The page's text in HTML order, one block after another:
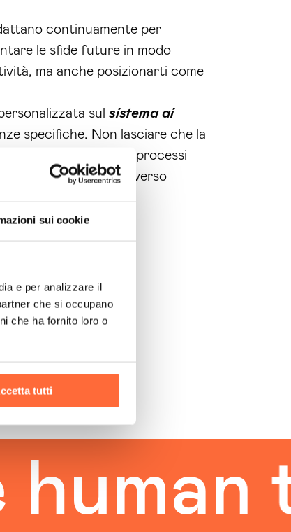
sui cookie
e per analizzare il
che si occupano
che ha fornito loro o
tutti
continuamente per
le sfide future in modo
ma anche posizionarti come
sul sistema ai
specifiche. Non lasciare che la
rivoluzionare i tuoi processi
Fai il primo passo verso